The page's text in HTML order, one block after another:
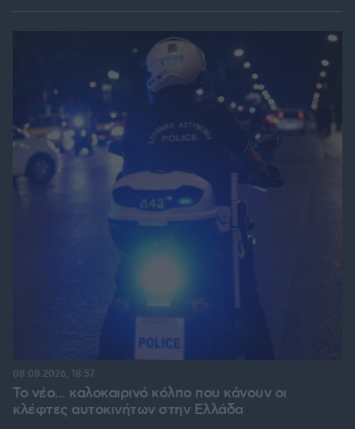
Το νέο... καλοκαιρινό κόλπο που κάνουν οι
κλέφτες αυτοκινήτων στην Ελλάδα
08.08.2026, 18:57